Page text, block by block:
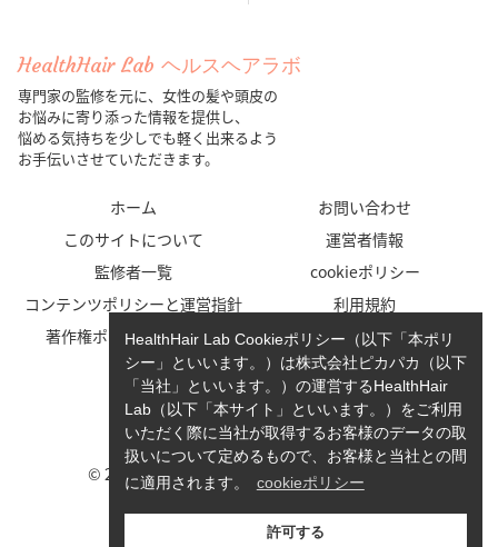
HealthHair Lab ヘルスヘアラボ
専門家の監修を元に、女性の髪や頭皮の
お悩みに寄り添った情報を提供し、
悩める気持ちを少しでも軽く出来るよう
お手伝いさせていただきます。
ホーム
お問い合わせ
このサイトについて
運営者情報
監修者一覧
cookieポリシー
コンテンツポリシーと運営指針
利用規約
著作権ポリシー/免責事項
プライバシーポリシー
© 2023-2026 HealthHair Lab ヘルスヘアラボ.
HealthHair Lab Cookieポリシー（以下「本ポリ
シー」といいます。）は株式会社ピカパカ（以下
「当社」といいます。）の運営するHealthHair
Lab（以下「本サイト」といいます。）をご利用
いただく際に当社が取得するお客様のデータの取
扱いについて定めるもので、お客様と当社との間
に適用されます。
cookieポリシー
許可する